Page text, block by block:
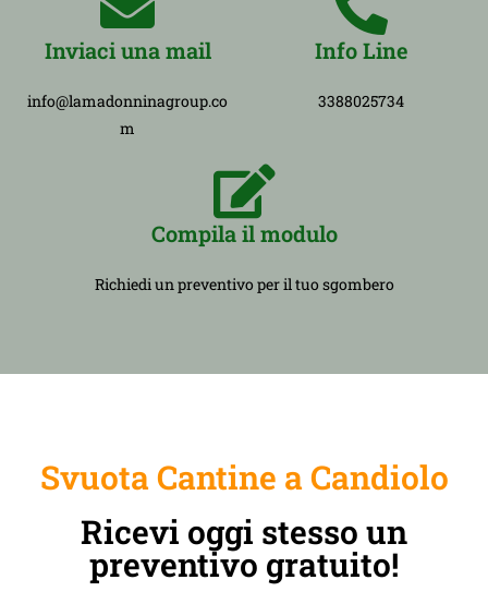
Inviaci una mail
info@lamadonninagroup.co
m
Info Line
3388025734
Compila il modulo
Richiedi un preventivo per il tuo sgombero
Svuota Cantine a Candiolo
Ricevi oggi stesso un
preventivo gratuito!